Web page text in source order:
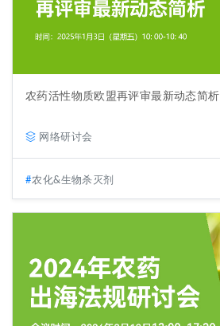
农药活性物质欧盟再评审最新动态简析
网络研讨会
农化&生物杀灭剂